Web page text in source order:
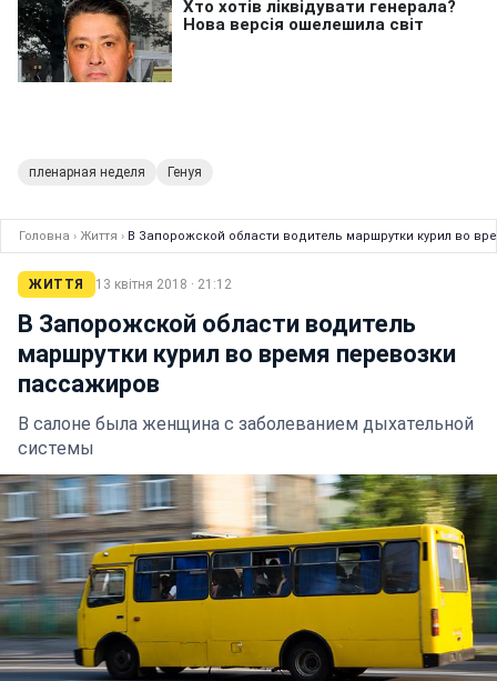
пленарная неделя Генуя
Головна › Життя › В Запорожской области водитель маршрутки курил во
ЖИТТЯ 13 квітня 2018 · 21:12
В Запорожской области водитель
маршрутки курил во время перевозки
пассажиров
В салоне была женщина с заболеванием дыхательной
системы